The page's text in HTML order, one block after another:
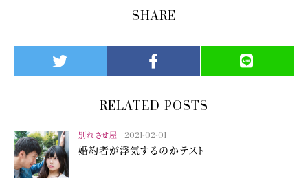
SHARE
RELATED POSTS
別れさせ屋 2021-02-01
婚約者が浮気するのかテスト